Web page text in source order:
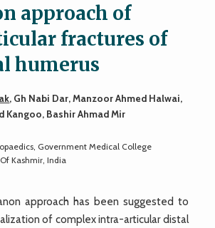
approach of
fractures of
humerus
, Gh Nabi Dar, Manzoor Ahmed Halwai,
Kangoo, Bashir Ahmad Mir
Government Medical College
Kashmir, India
approach has been suggested to
of complex intra-articular distal